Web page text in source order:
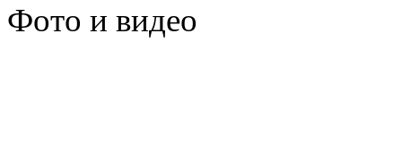
Фото и видео